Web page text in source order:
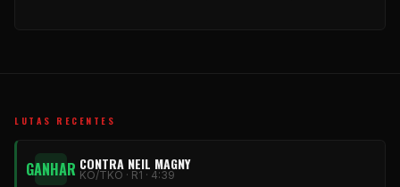
LUTAS RECENTES
GANHAR CONTRA NEIL MAGNY
KO/TKO · R1 · 4:39